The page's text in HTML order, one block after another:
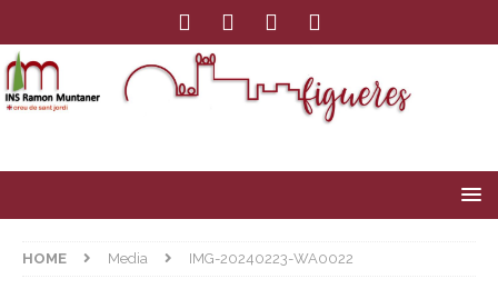
HOME Media IMG-20240223-WA0022